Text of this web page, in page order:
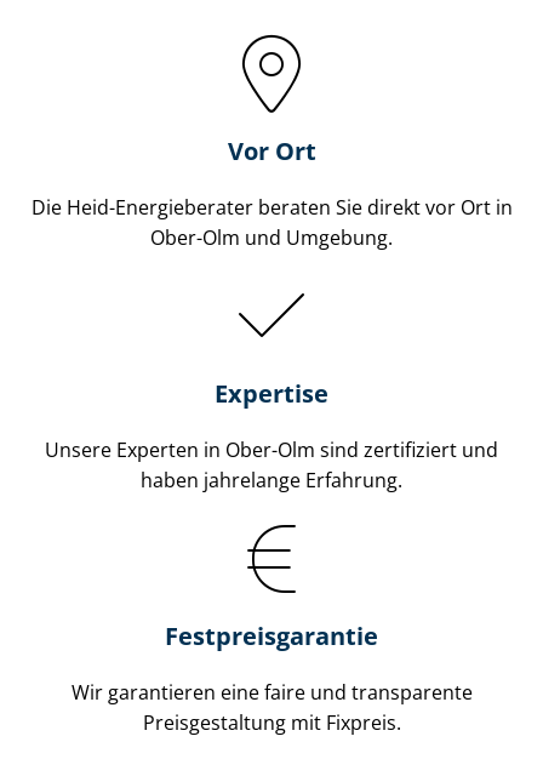
Vor Ort
Die Heid-Energieberater beraten Sie direkt vor Ort in
Ober-Olm und Umgebung.
Expertise
Unsere Experten in Ober-Olm sind zertifiziert und
haben jahrelange Erfahrung.
Fest­preis­ga­ran­tie
Wir garantieren eine faire und transparente
Preisgestaltung mit Fixpreis.